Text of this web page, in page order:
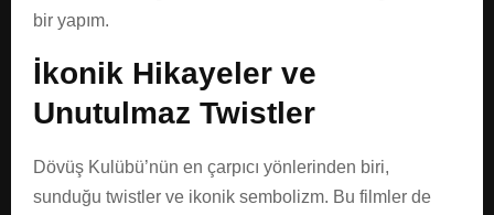
bir yapım.
İkonik Hikayeler ve
Unutulmaz Twistler
Dövüş Kulübü’nün en çarpıcı yönlerinden biri,
sunduğu twistler ve ikonik sembolizm. Bu filmler de